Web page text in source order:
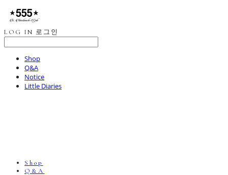
LOG IN 로그인
Shop
Q&A
Notice
Little Diaries
Shop
Q&A